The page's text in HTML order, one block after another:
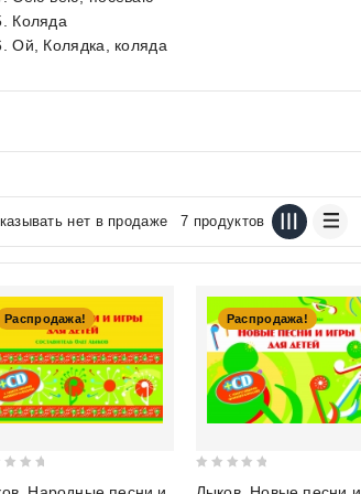
Коляда
Ой, Колядка, коляда
нет в продаже 7 продуктов
Распродажа! Распродажа!